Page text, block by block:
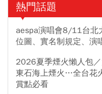
熱門話題
aespa演唱會8/11台北
位圖、實名制規定、演
2026夏季煙火懶人包／
東石海上煙火…全台花
賞點必看